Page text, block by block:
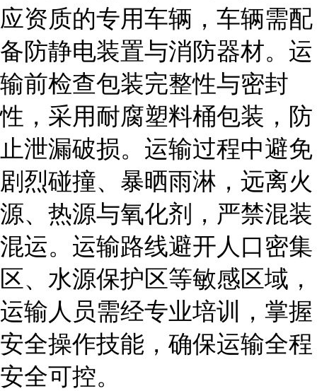
应资质的专用车辆，车辆需配
备防静电装置与消防器材。运
输前检查包装完整性与密封
性，采用耐腐塑料桶包装，防
止泄漏破损。运输过程中避免
剧烈碰撞、暴晒雨淋，远离火
源、热源与氧化剂，严禁混装
混运。运输路线避开人口密集
区、水源保护区等敏感区域，
运输人员需经专业培训，掌握
安全操作技能，确保运输全程
安全可控。